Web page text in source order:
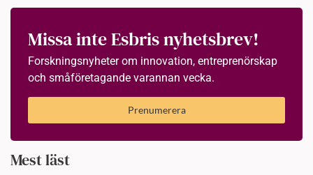
Missa inte Esbris nyhetsbrev!
Forskningsnyheter om innovation, entreprenörskap
och småföretagande varannan vecka.
Prenumerera
Mest läst